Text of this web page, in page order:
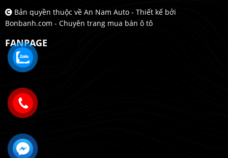
Bản quyền thuộc về An Nam Auto - Thiết kế bởi
Bonbanh.com - Chuyên trang mua bán ô tô
FANPAGE